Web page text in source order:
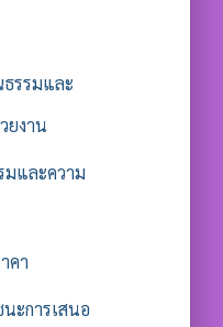
ธรรมและ
ยงาน
มและความ
คา
ะการเสนอ